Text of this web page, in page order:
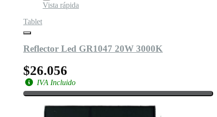
Vista rápida
Tablet
Reflector Led GR1047 20W 3000K
$26.056
IVA Incluido